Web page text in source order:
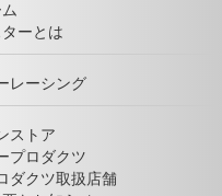
ターとは
レーシング
ストア
プロダクツ
ダクツ取扱店舗